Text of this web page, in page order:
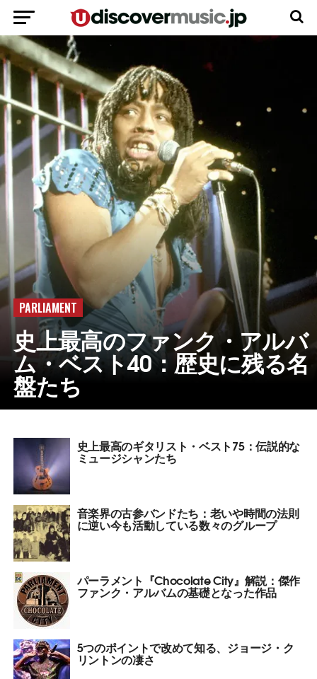
PARLIAMENT
史上最高のファンク・アルバ
ム・ベスト40：歴史に残る名
盤たち
史上最高のギタリスト・ベスト75：伝説的な
ミュージシャンたち
音楽界の古参バンドたち：老いや時間の法則
に逆い今も活動している数々のグループ
パーラメント『Chocolate City』解説：傑作
ファンク・アルバムの基礎となった作品
5つのポイントで改めて知る、ジョージ・ク
リントンの凄さ